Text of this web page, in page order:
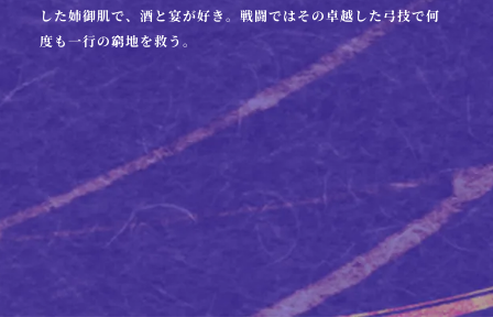
した姉御肌で、酒と宴が好き。戦闘ではその卓越した弓技で何
度も一行の窮地を救う。